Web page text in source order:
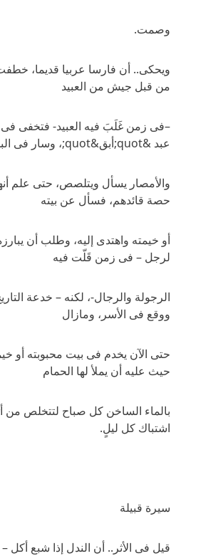
وصمت.
ويحكى.. أن فارسا عربيا قديما،
من قبل جيش من العبيد
–فى زمن غَلَبَ فيه العبيد- فتخفى
عبد &quot;أبق&quot;، وسار فى البلدان
والأمصار يسأل ويتلصص، حتى علم
حصة قائدهم، فسأل عن بيته
أو خيمته واهتدى إليه، وطلب أن
لرجل – فى زمن قَلّت فيه
الرجولة والرجال-، لكنه – خدعة
ووقع فى الأسر، ومازال
حتى الآن يخدم فى بيت محبوبته أو
حيث عليه أن يملأ لها الحمام
بالماء الساخن كل صباح لتتخلص من
اشتباك كل ليلٍ.
سيرة قبيلة
قيل فى الأثر.. أن الندل إذا شبع أكل